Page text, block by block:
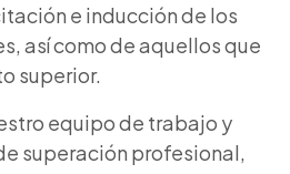
e inducción de los
así como de aquellos que
superior.
equipo de trabajo y
superación profesional